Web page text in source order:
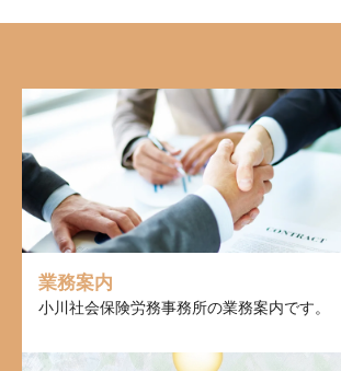
業務案内
小川社会保険労務事務所の業務案内です。